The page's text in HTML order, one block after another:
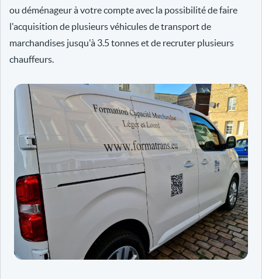
ou déménageur à votre compte avec la possibilité de faire
l'acquisition de plusieurs véhicules de transport de
marchandises jusqu'à 3.5 tonnes et de recruter plusieurs
chauffeurs.